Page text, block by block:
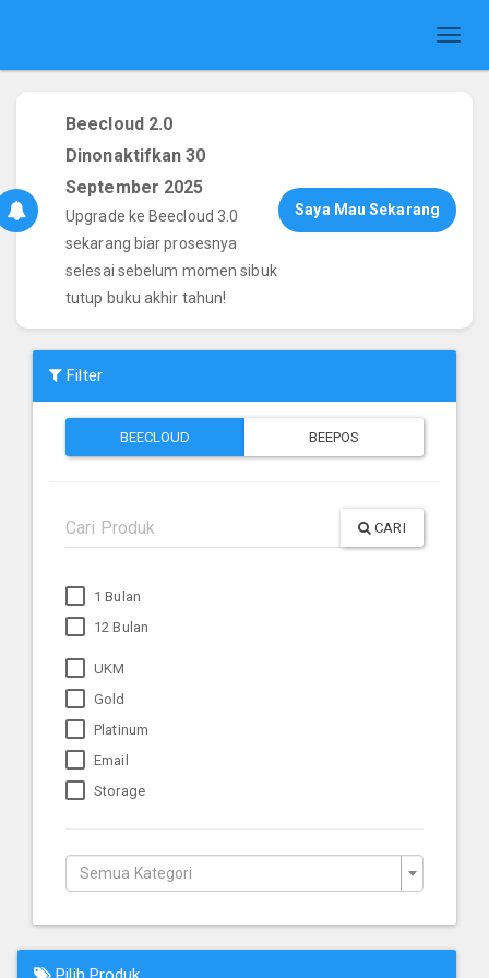
Beecloud 2.0
Dinonaktifkan 30
September 2025
Upgrade ke Beecloud 3.0
sekarang biar prosesnya
selesai sebelum momen sibuk
tutup buku akhir tahun!
Saya Mau Sekarang
Filter
BEECLOUD BEEPOS
CARI
1 Bulan
12 Bulan
UKM
Gold
Platinum
Email
Storage
Semua Kategori